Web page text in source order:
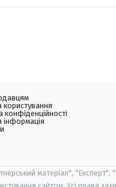
користування
конфіденційності
інформація
матеріал", "Експерт",